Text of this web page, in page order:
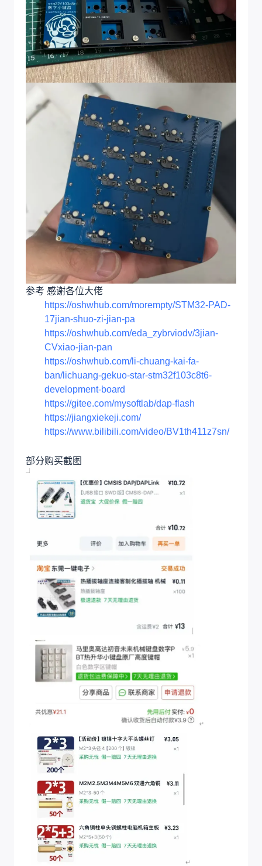
参考 感谢各位大佬
https://oshwhub.com/morempty/STM32-PAD-
17jian-shuo-zi-jian-pa
https://oshwhub.com/eda_zybrviodv/3jian-
CVxiao-jian-pan
https://oshwhub.com/li-chuang-kai-fa-
ban/lichuang-gekuo-star-stm32f103c8t6-
development-board
https://gitee.com/mysoftlab/dap-flash
https://jiangxiekeji.com/
https://www.bilibili.com/video/BV1th411z7sn/
部分购买截图